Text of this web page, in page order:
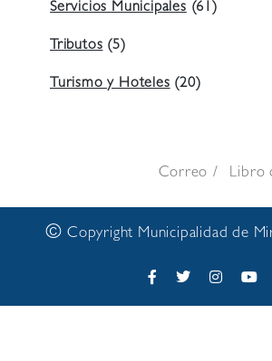
Servicios Municipales (61)
Tributos (5)
Turismo y Hoteles (20)
Correo Libro
© Copyright Municipalidad de